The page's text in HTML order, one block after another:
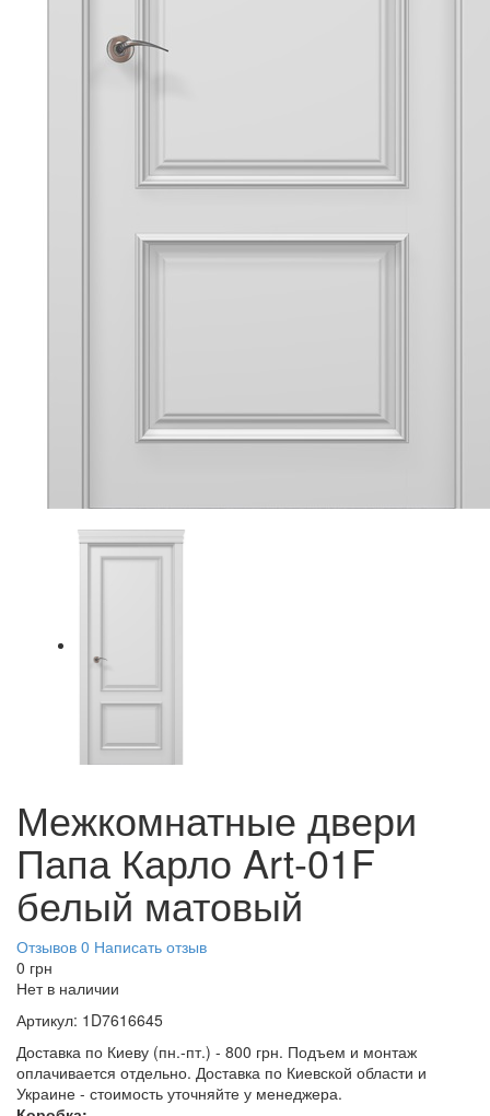
Межкомнатные двери
Папа Карло Art-01F
белый матовый
Отзывов 0 Написать отзыв
0 грн
Нет в наличии
Артикул: 1D7616645
Доставка по Киеву (пн.-пт.) - 800 грн. Подъем и монтаж
оплачивается отдельно. Доставка по Киевской области и
Украине - стоимость уточняйте у менеджера.